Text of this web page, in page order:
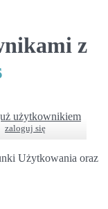
z
użytkownikiem
zaloguj się
Użytkowania oraz